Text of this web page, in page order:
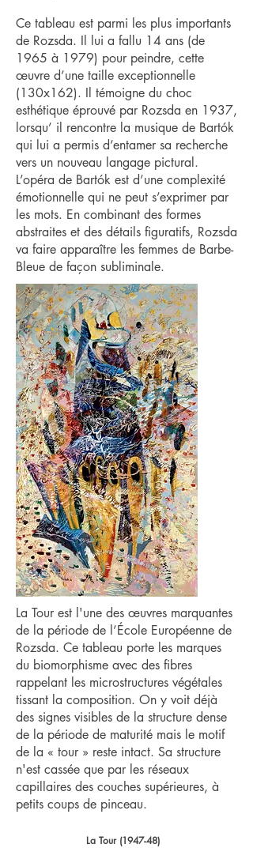
Ce tableau est parmi les plus importants
de Rozsda. Il lui a fallu 14 ans (de
1965 à 1979) pour peindre, cette
œuvre d’une taille exceptionnelle
(130x162). Il témoigne du choc
esthétique éprouvé par Rozsda en 1937,
lorsqu’ il rencontre la musique de Bartók
qui lui a permis d’entamer sa recherche
vers un nouveau langage pictural.
L’opéra de Bartók est d’une complexité
émotionnelle qui ne peut s’exprimer par
les mots. En combinant des formes
abstraites et des détails figuratifs, Rozsda
va faire apparaître les femmes de Barbe-
Bleue de façon subliminale.
La Tour est l'une des œuvres marquantes
de la période de l’École Européenne de
Rozsda. Ce tableau porte les marques
du biomorphisme avec des fibres
rappelant les microstructures végétales
tissant la composition. On y voit déjà
des signes visibles de la structure dense
de la période de maturité mais le motif
de la « tour » reste intact. Sa structure
n'est cassée que par les réseaux
capillaires des couches supérieures, à
petits coups de pinceau.
La Tour (1947-48)